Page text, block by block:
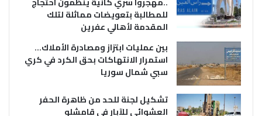
للمطالبة بتعويضات مماثلة لتلك
المقدمة لأهالي عفرين
بين عمليات ابتزاز ومصادرة الأملاك…
استمرار الانتهاكات بحق الكرد في كري
سبي شمال سوريا
تشكيل لجنة للحد من ظاهرة الحفر
العشوائي للآبار في قامشلو